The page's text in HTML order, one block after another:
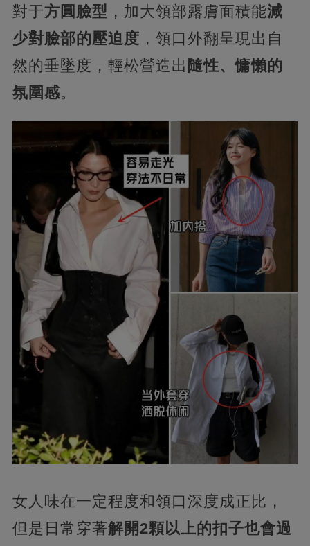
對于方圓臉型 ，加大領部露膚面積能減
少對臉部的壓迫度 ，領口外翻呈現出自
然的垂墜度，輕松營造出 隨性、慵懶的
氛圍感。
女人味在一定程度和領口深度成正比，
但是日常穿著解開2顆以上的扣子也會過